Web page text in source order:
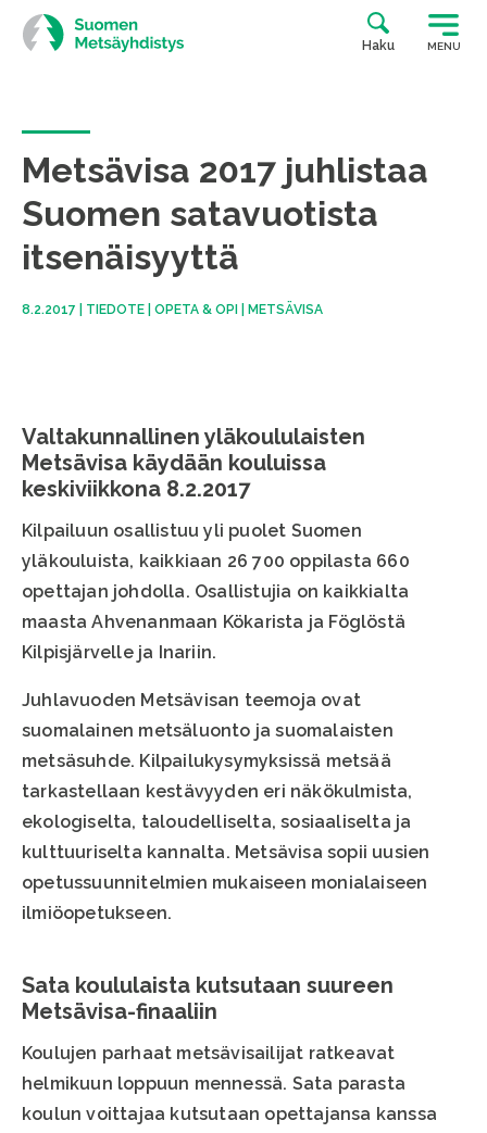
Siirry
suoraan
sisältöön
Haku MENU
Metsävisa 2017 juhlistaa
Suomen satavuotista
itsenäisyyttä
8.2.2017 TIEDOTE OPETA & OPI METSÄVISA
Valtakunnallinen yläkoululaisten
Metsävisa käydään kouluissa
keskiviikkona 8.2.2017
Kilpailuun osallistuu yli puolet Suomen
yläkouluista, kaikkiaan 26 700 oppilasta 660
opettajan johdolla. Osallistujia on kaikkialta
maasta Ahvenanmaan Kökarista ja Föglöstä
Kilpisjärvelle ja Inariin.
Juhlavuoden Metsävisan teemoja ovat
suomalainen metsäluonto ja suomalaisten
metsäsuhde. Kilpailukysymyksissä metsää
tarkastellaan kestävyyden eri näkökulmista,
ekologiselta, taloudelliselta, sosiaaliselta ja
kulttuuriselta kannalta. Metsävisa sopii uusien
opetussuunnitelmien mukaiseen monialaiseen
ilmiöopetukseen.
Sata koululaista kutsutaan suureen
Metsävisa-finaaliin
Koulujen parhaat metsävisailijat ratkeavat
helmikuun loppuun mennessä. Sata parasta
koulun voittajaa kutsutaan opettajansa kanssa